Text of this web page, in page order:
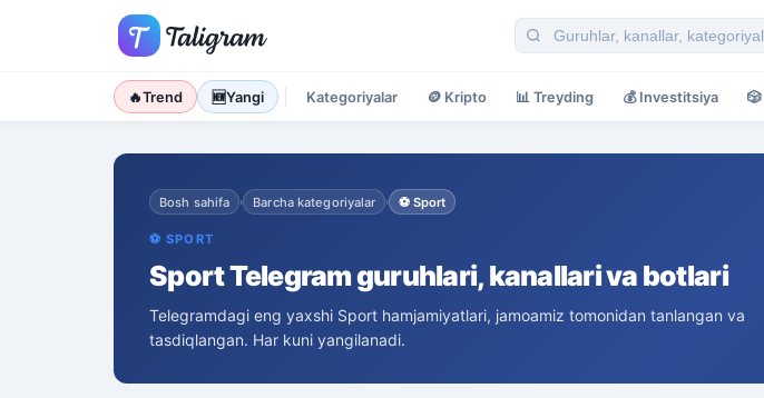
🔥Trend 🆕Yangi Kategoriyalar 🪙 Kripto 📊 Treyding 💰 Investitsiya 🎲
Bosh sahifa › Barcha kategoriyalar › ⚽ Sport
⚽ SPORT
Sport Telegram guruhlari, kanallari va botlari
Telegramdagi eng yaxshi Sport hamjamiyatlari, jamoamiz tomonidan tanlangan va
tasdiqlangan. Har kuni yangilanadi.